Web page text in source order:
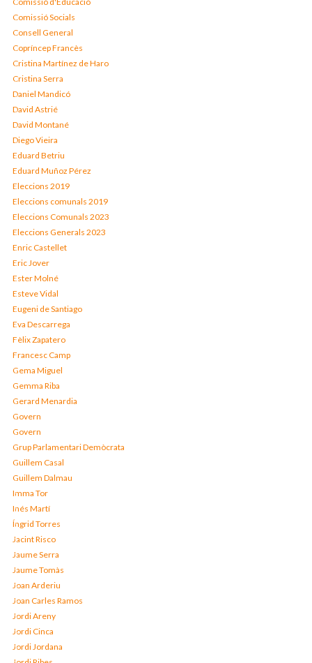
Comissió Socials
Consell General
Copríncep Francès
Cristina Martínez de Haro
Cristina Serra
Daniel Mandicó
David Astrié
David Montané
Diego Vieira
Eduard Betriu
Eduard Muñoz Pérez
Eleccions 2019
Eleccions comunals 2019
Eleccions Comunals 2023
Eleccions Generals 2023
Enric Castellet
Eric Jover
Ester Molné
Esteve Vidal
Eugeni de Santiago
Eva Descarrega
Fèlix Zapatero
Francesc Camp
Gema Miguel
Gemma Riba
Gerard Menardia
Govern
Govern
Grup Parlamentari Demòcrata
Guillem Casal
Guillem Dalmau
Imma Tor
Inés Martí
Íngrid Torres
Jacint Risco
Jaume Serra
Jaume Tomàs
Joan Arderiu
Joan Carles Ramos
Jordi Areny
Jordi Cinca
Jordi Jordana